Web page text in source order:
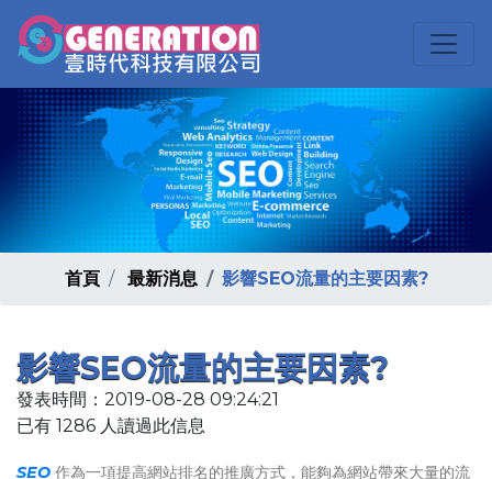
首頁 最新消息 影響SEO流量的主要因素?
影響SEO流量的主要因素?
發表時間：2019-08-28 09:24:21
已有 1286 人讀過此信息
SEO 作為一項提高網站排名的推廣方式，能夠為網站帶來大量的流